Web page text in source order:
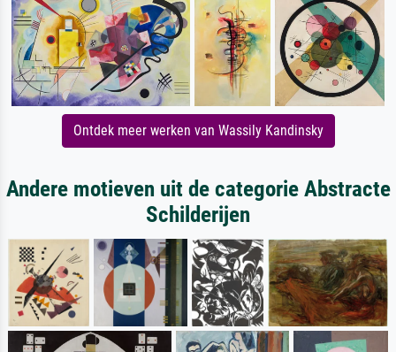
Ontdek meer werken van Wassily Kandinsky
Andere motieven uit de categorie Abstracte
Schilderijen